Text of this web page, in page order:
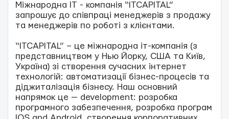
Міжнародна ІТ - компанія “ITCAPITAL”
запрошує до співпраці менеджерів з продажу
та менеджерів по роботі з клієнтами.
“ITCAPITAL” – це міжнародна іт-компанія (з
представництвом у Нью Йорку, США та Київ,
Україна) зі створення сучасних інтернет
технологій: автоматизації бізнес-процесів та
діджиталізація бізнесу. Наш основний
напрямок це — development: розробка
програмного забезпечення, розробка програм